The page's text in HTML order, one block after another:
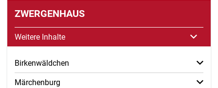
ZWERGENHAUS
Weitere Inhalte
Birkenwäldchen
Märchenburg